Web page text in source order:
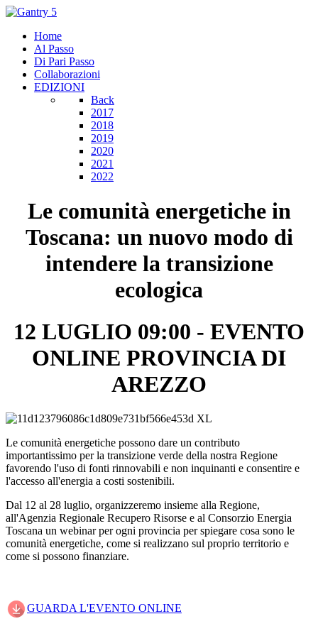
Home
Al Passo
Di Pari Passo
Collaborazioni
EDIZIONI
Back
2017
2018
2019
2020
2021
2022
Le comunità energetiche in
Toscana: un nuovo modo di
intendere la transizione
ecologica
12 LUGLIO 09:00 - EVENTO
ONLINE PROVINCIA DI
AREZZO
Le comunità energetiche possono dare un contributo
importantissimo per la transizione verde della nostra Regione
favorendo l'uso di fonti rinnovabili e non inquinanti e consentire e
l'accesso all'energia a costi sostenibili.
Dal 12 al 28 luglio, organizzeremo insieme alla Regione,
all'Agenzia Regionale Recupero Risorse e al Consorzio Energia
Toscana un webinar per ogni provincia per spiegare cosa sono le
comunità energetiche, come si realizzano sul proprio territorio e
come si possono finanziare.
GUARDA L'EVENTO ONLINE